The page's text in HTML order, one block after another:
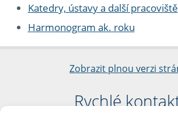
Katedry, ústavy a další pracoviště
Harmonogram ak. roku
Zobrazit plnou verzi
Rychlé